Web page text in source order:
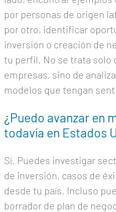
por personas de origen
por otro, identificar
inversión o creación de
tu perfil. No se trata solo
empresas, sino de
modelos que tengan
¿Puedo avanzar en
todavía en Estados
Sí. Puedes investigar
de inversión, casos de
desde tu país. Incluso
borrador de plan de